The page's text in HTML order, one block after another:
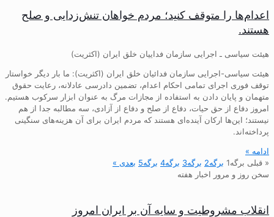
اعدام‌ها را متوقف کنید؛ مردم خواهان تنش‌زدایی و صلح
هستند.
هیئت سیاسی ـ اجرایی سازمان فداییان خلق ایران (اکثریت)
هیئت سیاسی-اجرایی سازمان فدائیان خلق ایران (اکثریت): ما بار دیگر خواستار
توقف فوری اجرای تمامی احکام اعدام، تضمین دادرسی عادلانه، رعایت حقوق
متهمان و پایان دادن به استفاده از مجازات مرگ به عنوان ابزار سرکوب هستیم.
امروز دفاع از حق حیات، دفاع از صلح و دفاع از آزادی، سه مطالبه جدا از هم
نیستند؛ این‌ها ارکان آینده‌ای هستند که مردم ایران برای آن هزینه‌های سنگینی
پرداخته‌اند.
ادامه »
« قبلی برگه1 برگه2 برگه3 برگه4 برگه5 بعدی »
سخن روز و مرور اخبار هفته
انقلاب مشروطیت و سایه آن بر ایران امروز